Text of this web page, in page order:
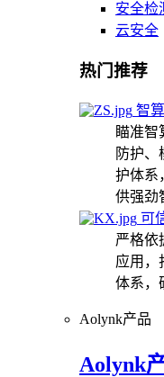
安全检
云安全
热门推荐
智
瞄准智
防护
护体系
供强劲
可
严格依
应用，
体系，
Aolynk产品
Aolynk